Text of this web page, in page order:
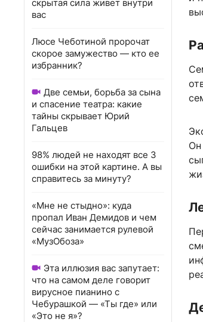
скрытая сила живет внутри
вас
Люсе Чеботиной пророчат
скорое замужество — кто ее
избранник?
Две семьи, борьба за сына
и спасение театра: какие
тайны скрывает Юрий
Гальцев
98% людей не находят все 3
ошибки на этой картине. А вы
справитесь за минуту?
«Мне не стыдно»: куда
пропал Иван Демидов и чем
сейчас занимается рулевой
«МузОбоза»
Эта иллюзия вас запутает:
что на самом деле говорит
вирусное пианино с
Чебурашкой — «Ты где» или
«Это не я»?
Он